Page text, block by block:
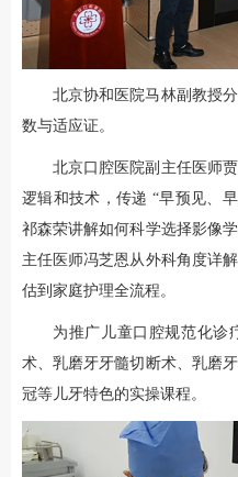
北京协和医院马林副教授
数与适应证。
北京口腔医院副主任医师
逻辑和技术，传递 “早预见、
祁森荣讲解如何科学选择影像
主任医师冯芝恩从外科角度详
估到家庭护理全流程。
为推广儿童口腔规范化诊
术、乳磨牙牙髓切断术、乳磨
冠等儿牙特色的实操课程。